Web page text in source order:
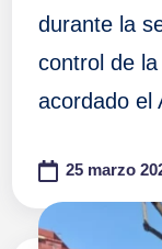
durante la
control de
acordado el
25 marzo